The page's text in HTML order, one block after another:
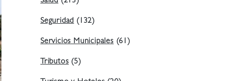
Seguridad(132)
Servicios Municipales(61)
Tributos(5)